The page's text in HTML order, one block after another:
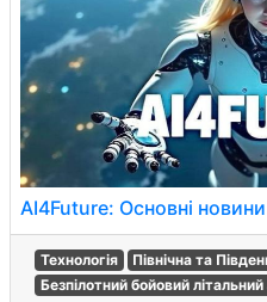
AI4Future: Основні
Технологія
Північна та
Безпілотний бойовий